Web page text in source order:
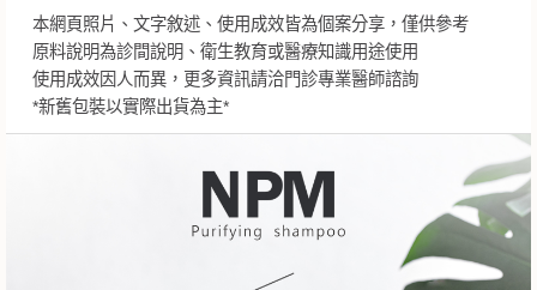
本網頁照片、文字敘述、使用成效皆為個案分享，僅供參考
原料說明為診間說明、衛生教育或醫療知識用途使用
使用成效因人而異，更多資訊請洽門診專業醫師諮詢
*新舊包裝以實際出貨為主*